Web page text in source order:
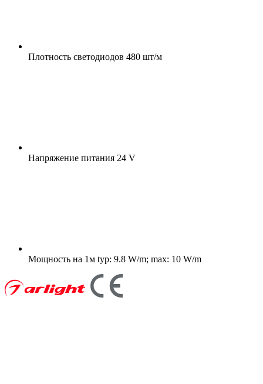
Плотность светодиодов 480 шт/м
Напряжение питания 24 V
Мощность на 1м typ: 9.8 W/m; max: 10 W/m